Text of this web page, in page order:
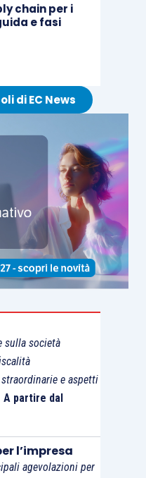
si apra un nuovo
assoggettabili a
ad una mera
fiscale.
ciò possa rivelarsi
che questa sia una
per una evoluzione
soggetti che vanno
, all’imprenditore
profit.
all’articolo vi
corso:
chain per i
e fasi
di EC News
sulla società
e aspetti
A partire dal
l’impresa
agevolazioni per